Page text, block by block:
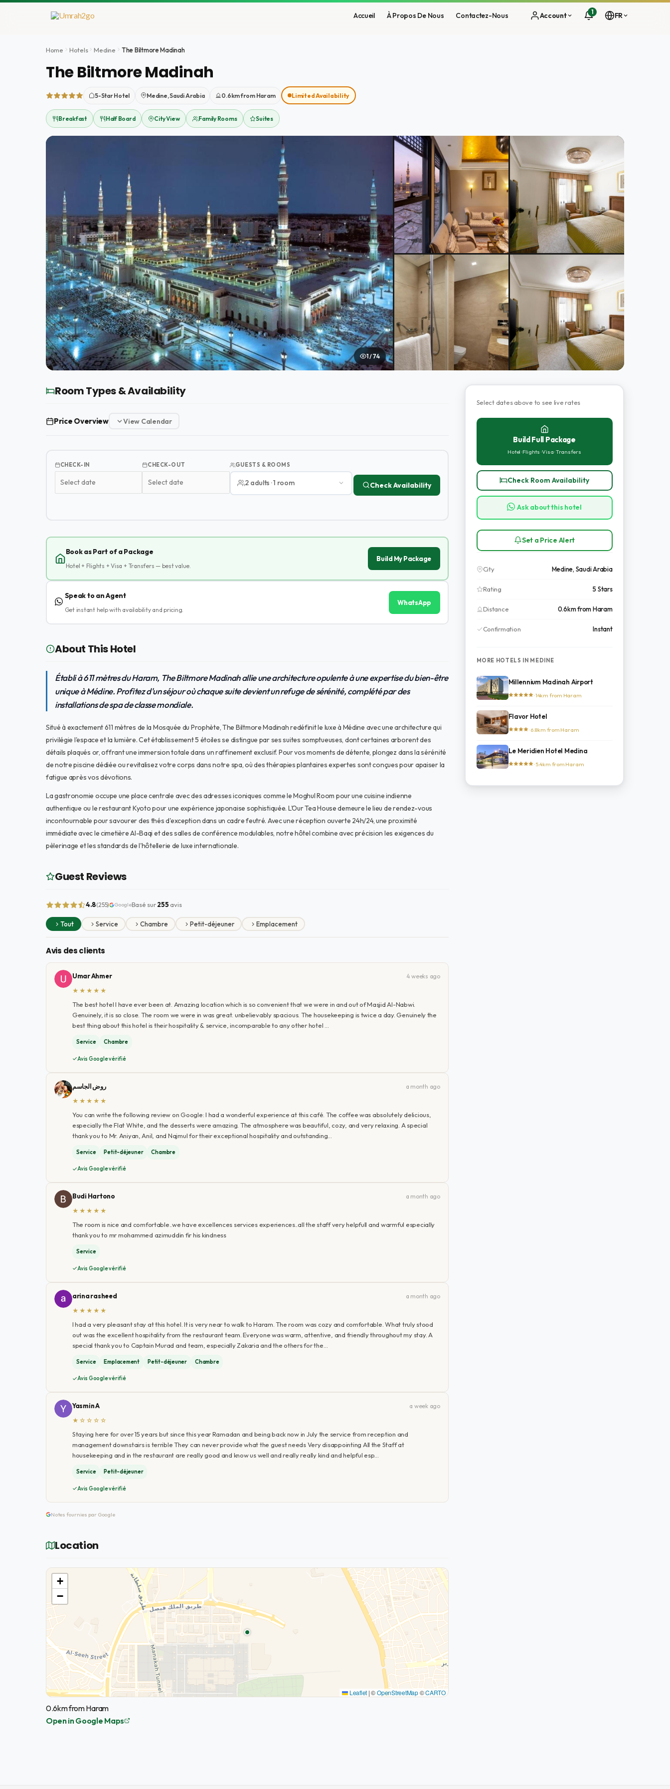
Aller
Accueil À Propos De Nous Contactez-Nous Account 1 FR
Home Hotels Medine The Biltmore Madinah
The Biltmore Madinah
5-Star Hotel Medine, Saudi Arabia 0.6km from Haram Limited Availability
Breakfast Half Board City View Family Rooms Suites
1 / 74
Room Types & Availability
Price Overview View Calendar
CHECK-IN CHECK-OUT GUESTS & ROOMS
2 adults · 1 room Check Availability
Book as Part of a Package
Hotel + Flights + Visa + Transfers — best value.
Build My Package
Speak to an Agent
Get instant help with availability and pricing.
WhatsApp
About This Hotel
Établi à 611 mètres du Haram, The Biltmore Madinah allie une architecture opulente à une expertise du bien-être
unique à Médine. Profitez d'un séjour où chaque suite devient un refuge de sérénité, complété par des
installations de spa de classe mondiale.
Situé à exactement 611 mètres de la Mosquée du Prophète, The Biltmore Madinah redéfinit le luxe à Médine avec une architecture qui
privilégie l'espace et la lumière. Cet établissement 5 étoiles se distingue par ses suites somptueuses, dont certaines arborent des
détails plaqués or, offrant une immersion totale dans un raffinement exclusif. Pour vos moments de détente, plongez dans la sérénité
de notre piscine dédiée ou revitalisez votre corps dans notre spa, où des thérapies plantaires expertes sont conçues pour apaiser la
fatigue après vos dévotions.
La gastronomie occupe une place centrale avec des adresses iconiques comme le Moghul Room pour une cuisine indienne
authentique ou le restaurant Kyoto pour une expérience japonaise sophistiquée. L'Our Tea House demeure le lieu de rendez-vous
incontournable pour savourer des thés d'exception dans un cadre feutré. Avec une réception ouverte 24h/24, une proximité
immédiate avec le cimetière Al-Baqi et des salles de conférence modulables, notre hôtel combine avec précision les exigences du
pèlerinage et les standards de l'hôtellerie de luxe internationale.
Guest Reviews
4.8(255) GoogleBasé sur255 avis
Tout Service Chambre Petit-déjeuner Emplacement
Avis des clients
Umar Ahmer
4 weeks ago
★★★★★
The best hotel I have ever been at. Amazing location which is so convenient that we were in and out of Masjid Al-Nabwi.
Genuinely, it is so close. The room we were in was great. unbelievably spacious. The housekeeping is twice a day. Genuinely the
best thing about this hotel is their hospitality & service, incomparable to any other hotel …
Service Chambre
Avis Google vérifié
روض الجاسم
a month ago
★★★★★
You can write the following review on Google: I had a wonderful experience at this café. The coffee was absolutely delicious,
especially the Flat White, and the desserts were amazing. The atmosphere was beautiful, cozy, and very relaxing. A special
thank you to Mr. Aniyan, Anil, and Najmul for their exceptional hospitality and outstanding…
Service Petit-déjeuner Chambre
Avis Google vérifié
Budi Hartono
a month ago
★★★★★
The room is nice and comfortable..we have excellences services experiences..all the staff very helpfull and warmful especially
thank you to mr mohammed azimuddin fir his kindness
Service
Avis Google vérifié
arina rasheed
a month ago
★★★★★
I had a very pleasant stay at this hotel. It is very near to walk to Haram. The room was cozy and comfortable. What truly stood
out was the excellent hospitality from the restaurant team. Everyone was warm, attentive, and friendly throughout my stay. A
special thank you to Captain Murad and team, especially Zakaria and the others for the…
Service Emplacement Petit-déjeuner Chambre
Avis Google vérifié
Yasmin A
a week ago
★☆☆☆☆
Staying here for over 15 years but since this year Ramadan and being back now in July the service from reception and
management downstairs is terrible They can never provide what the guest needs Very disappointing All the Staff at
housekeeping and in the restaurant are really good and know us well and really really kind and helpful esp…
Service Petit-déjeuner
Avis Google vérifié
Notes fournies par Google
Location
+
−
Leaflet |©OpenStreetMap©CARTO
0.6km from Haram
Open in Google Maps
Select dates above to see live rates
Build Full Package
Hotel · Flights · Visa · Transfers
Check Room Availability
Ask about this hotel
Set a Price Alert
City Medine, Saudi Arabia
Rating 5 Stars
Distance 0.6km from Haram
Confirmation Instant
MORE HOTELS IN MEDINE
Millennium Madinah Airport
· 14km from Haram
Flavor Hotel
· 6.8km from Haram
Le Meridien Hotel Medina
· 5.4km from Haram